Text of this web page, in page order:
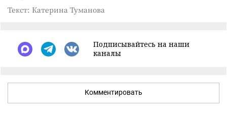
Текст: Катерина Туманова
Подписывайтесь на наши
каналы
Комментировать